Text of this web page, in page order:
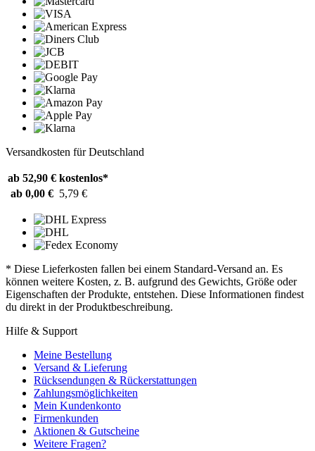
Versandkosten für Deutschland
ab 52,90 € kostenlos*
ab 0,00 € 5,79 €
* Diese Lieferkosten fallen bei einem Standard-Versand an. Es
können weitere Kosten, z. B. aufgrund des Gewichts, Größe oder
Eigenschaften der Produkte, entstehen. Diese Informationen findest
du direkt in der Produktbeschreibung.
Hilfe & Support
Meine Bestellung
Versand & Lieferung
Rücksendungen & Rückerstattungen
Zahlungsmöglichkeiten
Mein Kundenkonto
Firmenkunden
Aktionen & Gutscheine
Weitere Fragen?